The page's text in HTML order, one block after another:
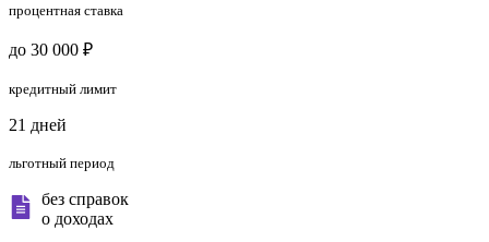
процентная ставка
до 30 000 ₽
кредитный лимит
21 дней
льготный период
без справок
о доходах